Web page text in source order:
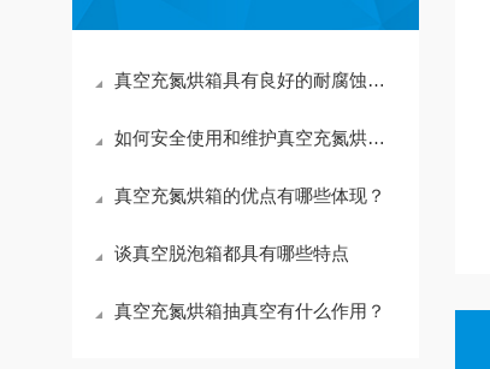
真空充氮烘箱具有良好的耐腐蚀性和密封性
如何安全使用和维护真空充氮烘箱？
真空充氮烘箱的优点有哪些体现？
谈真空脱泡箱都具有哪些特点
真空充氮烘箱抽真空有什么作用？